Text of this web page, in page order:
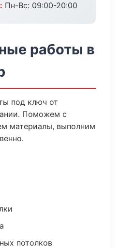
Пн-Вс: 09:00-20:00
работы в
под ключ от
Поможем с
материалы, выполним
потолков